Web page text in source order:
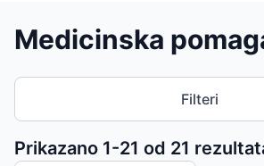
Medicinska
Filteri
Prikazano 1-21 od 21
Sortiranje proizvoda